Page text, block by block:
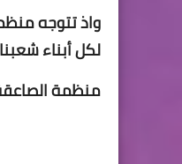
واذ تتوجه
لكل أبناء
منظمة